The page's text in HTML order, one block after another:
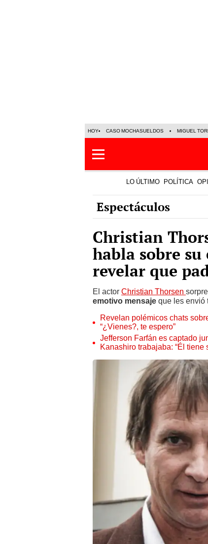
HOY CASO MOCHASUELDOS MIGUEL
LO ÚLTIMO POLÍTICA
Espectáculos
Christian
habla sobre
revelar que
El actor Christian Thorsen
emotivo mensaje que les envió
Revelan polémicos chats
“¿Vienes?, te espero”
Jefferson Farfán es captado
Kanashiro trabajaba: “Él tiene